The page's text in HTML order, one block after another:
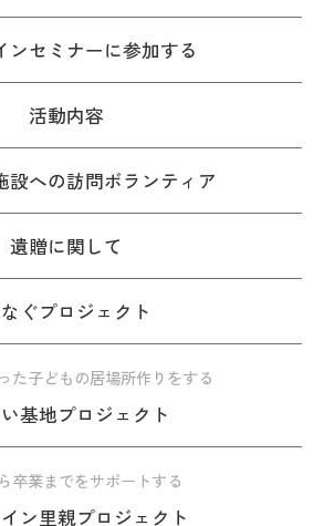
ンセミナーに参加する
活動内容
設への訪問ボランティア
遺贈に関して
ぐプロジェクト
た子どもの居場所作りをする
基地プロジェクト
卒業までをサポートする
ン里親プロジェクト